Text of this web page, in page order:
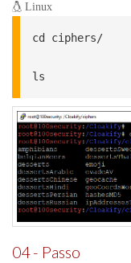
Linux
cd ciphers/
ls
04 - Passo